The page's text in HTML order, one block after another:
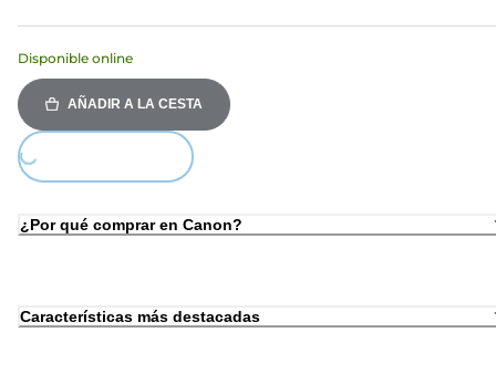
Disponible online
AÑADIR A LA CESTA
Loading...
¿Por qué comprar en Canon?
Características más destacadas